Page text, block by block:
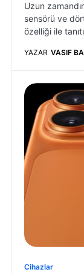
Uzun
sensörü ve
özelliği ile
YAZAR VASIF
Cihazlar